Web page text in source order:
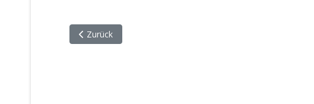
Vorheriger Beitrag: Mitglied werden
Zurück